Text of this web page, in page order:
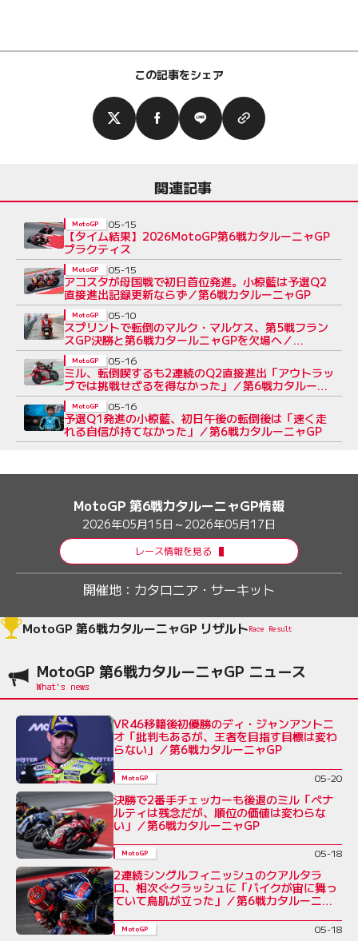
この記事をシェア
関連記事
【タイム結果】2026MotoGP第6戦カタルーニャGP
プラクティス
MotoGP 05-15
アコスタが母国戦で初日首位発進。小椋藍は予選Q2
直接進出記録更新ならず／第6戦カタルーニャGP
MotoGP 05-15
スプリントで転倒のマルク・マルケス、第5戦フラン
スGP決勝と第6戦カタールニャGPを欠場へ／
MotoGP
MotoGP 05-10
ミル、転倒喫するも2連続のQ2直接進出「アウトラッ
プでは挑戦せざるを得なかった」／第6戦カタルー
ニャGP
MotoGP 05-16
予選Q1発進の小椋藍、初日午後の転倒後は「速く走
れる自信が持てなかった」／第6戦カタルーニャGP
MotoGP 05-16
MotoGP 第6戦カタルーニャGP情報
2026年05月15日～2026年05月17日
レース情報を見る
開催地： カタロニア・サーキット
MotoGP 第6戦カタルーニャGP リザルトRace Result
MotoGP 第6戦カタルーニャGP ニュース
VR46移籍後初優勝のディ・ジャンアントニ
オ「批判もあるが、王者を目指す目標は変わ
らない」／第6戦カタルーニャGP
MotoGP 05-20
決勝で2番手チェッカーも後退のミル「ペナ
ルティは残念だが、順位の価値は変わらな
い」／第6戦カタルーニャGP
MotoGP 05-18
2連続シングルフィニッシュのクアルタラ
ロ、相次ぐクラッシュに「バイクが宙に舞っ
ていて鳥肌が立った」／第6戦カタルーニャ
MotoGP 05-18